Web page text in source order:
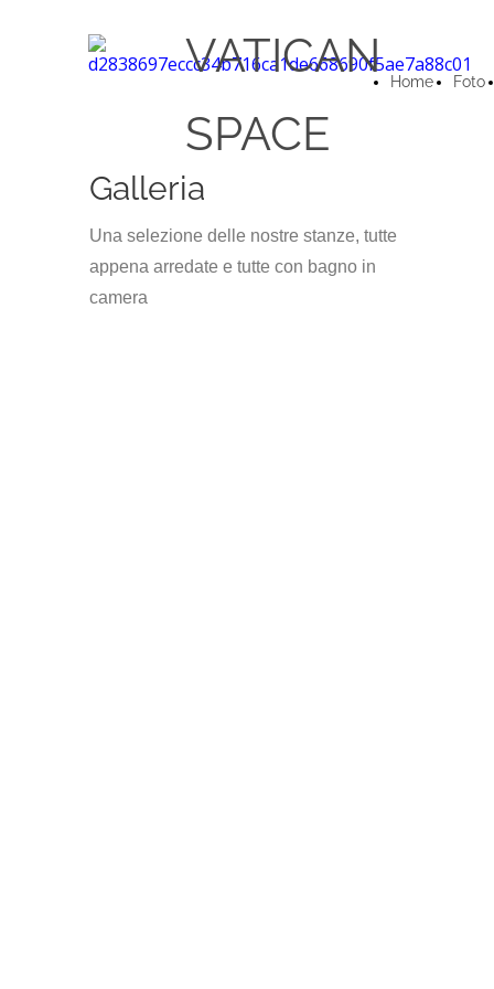
VATICAN
SPACE
Home Foto
Galleria
Una selezione delle nostre stanze, tutte
appena arredate e tutte con bagno in
camera